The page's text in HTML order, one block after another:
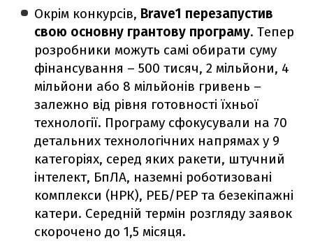
Окрім конкурсів, Brave1 перезапустив
свою основну грантову програму. Тепер
розробники можуть самі обирати суму
фінансування – 500 тисяч, 2 мільйони, 4
мільйони або 8 мільйонів гривень –
залежно від рівня готовності їхньої
технології. Програму сфокусували на 70
детальних технологічних напрямах у 9
категоріях, серед яких ракети, штучний
інтелект, БпЛА, наземні роботизовані
комплекси (НРК), РЕБ/РЕР та безекіпажні
катери. Середній термін розгляду заявок
скорочено до 1,5 місяця.